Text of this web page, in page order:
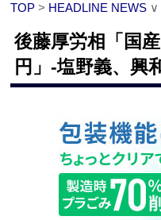
TOP > HEADLINE NEWS ∨
後藤厚労相「国
円」‐塩野義、興